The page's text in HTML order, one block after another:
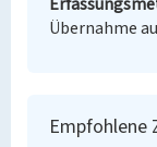
Übernahme
Empfohlene